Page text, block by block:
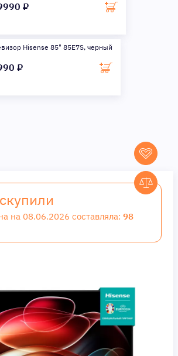
₽
Hisense 85" 85E7S, черный
₽
на 08.06.2026 составляла: 98